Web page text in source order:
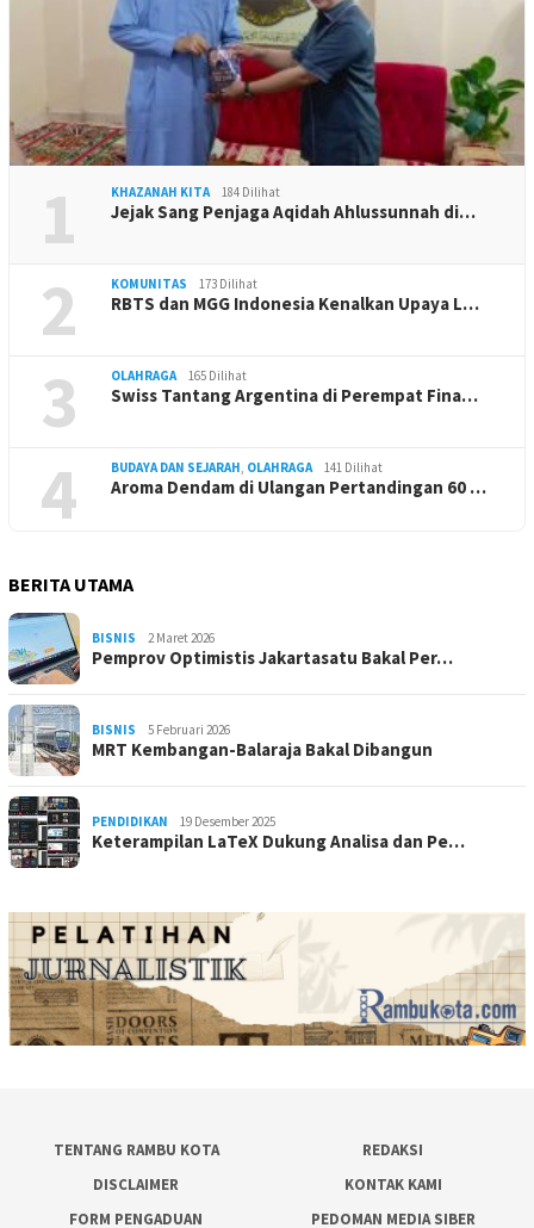
1 KHAZANAH KITA 184 Dilihat
Jejak Sang Penjaga Aqidah Ahlussunnah di…
2 KOMUNITAS 173 Dilihat
RBTS dan MGG Indonesia Kenalkan Upaya L…
3 OLAHRAGA 165 Dilihat
Swiss Tantang Argentina di Perempat Fina…
4 BUDAYA DAN SEJARAH, OLAHRAGA 141 Dilihat
Aroma Dendam di Ulangan Pertandingan 60 …
BERITA UTAMA
BISNIS 2 Maret 2026
Pemprov Optimistis Jakartasatu Bakal Per…
BISNIS 5 Februari 2026
MRT Kembangan-Balaraja Bakal Dibangun
PENDIDIKAN 19 Desember 2025
Keterampilan LaTeX Dukung Analisa dan Pe…
TENTANG RAMBU KOTA
REDAKSI
DISCLAIMER
KONTAK KAMI
FORM PENGADUAN
PEDOMAN MEDIA SIBER